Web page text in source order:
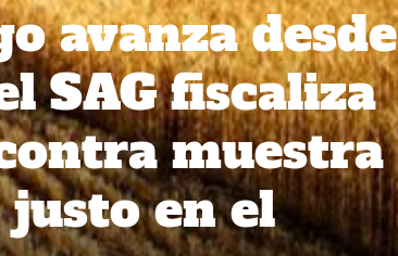
avanza desde
SAG fiscaliza
muestra
en el